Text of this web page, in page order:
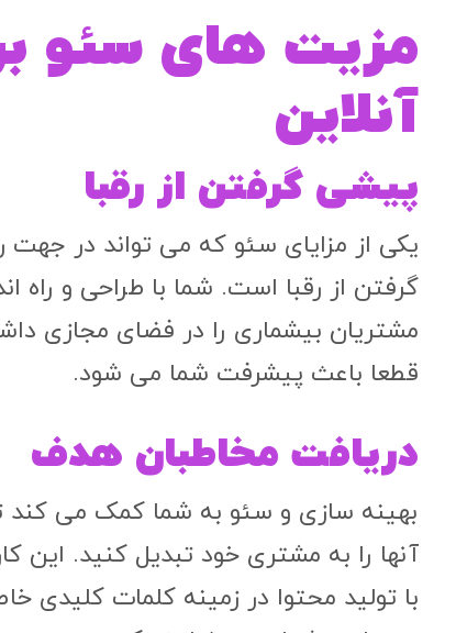
مزیت های سئو
آنلاین
پیشی گرفتن از رقبا
یکی از مزایای سئو که می ‌تواند در
گرفتن از رقبا است. شما با طراحی و راه
مشتریان بیشماری را در فضای مجازی
قطعا باعث پیشرفت شما می شود.
دریافت مخاطبان هدف
بهینه سازی و سئو به شما کمک می‌ کند
آنها را به مشتری خود تبدیل کنید. این
با تولید محتوا در زمینه کلمات کلیدی